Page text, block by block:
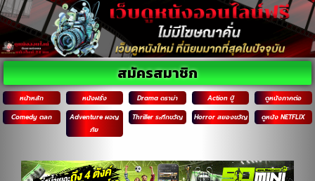
หน้าหลัก หนังฝรั่ง Drama ดราม่า Action บู๊
ดูหนังภาคต่อ
Comedy ตลก
Adventure ผจญ
ภัย
Thriller ระทึกขวัญ Horror สยองขวัญ ดูหนัง NETFLIX
สมัครสมาชิก